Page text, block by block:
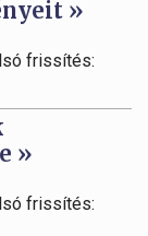
»
frissítés:
»
frissítés: